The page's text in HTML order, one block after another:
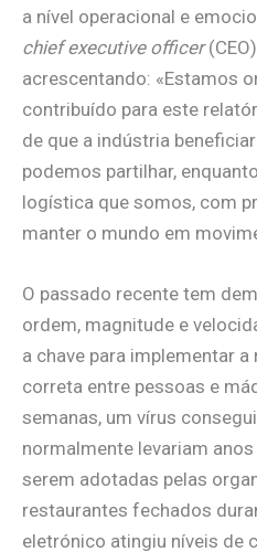
a nível operacional e
chief executive officer
acrescentando: «Estamos
contribuído para este
de que a indústria
podemos partilhar,
logística que somos, com
manter o mundo em
O passado recente tem
ordem, magnitude e
a chave para implementar
correta entre pessoas e
semanas, um vírus
normalmente levariam
serem adotadas pelas
restaurantes fechados
eletrónico atingiu níveis de